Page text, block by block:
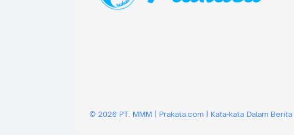
© 2026PT. MMM | Prakata.com | Kata-kata Dalam Berita